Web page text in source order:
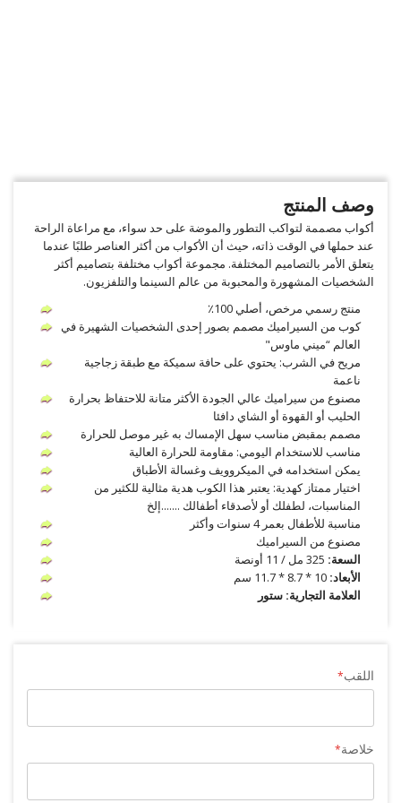
وصف المنتج
أكواب مصممة لتواكب التطور والموضة على حد سواء، مع مراعاة الراحة
عند حملها في الوقت ذاته، حيث أن الأكواب من أكثر العناصر طلبًا عندما
يتعلق الأمر بالتصاميم المختلفة. مجموعة أكواب مختلفة بتصاميم أكثر
الشخصيات المشهورة والمحبوبة من عالم السينما والتلفزيون.
منتج رسمي مرخص، أصلي 100٪
كوب من السيراميك مصمم بصور إحدى الشخصيات الشهيرة في
العالم “ميني ماوس"
مريح في الشرب: يحتوي على حافة سميكة مع طبقة زجاجية
ناعمة
مصنوع من سيراميك عالي الجودة الأكثر متانة للاحتفاظ بحرارة
الحليب أو القهوة أو الشاي دافئا
مصمم بمقبض مناسب سهل الإمساك به غير موصل للحرارة
مناسب للاستخدام اليومي: مقاومة للحرارة العالية
يمكن استخدامه في الميكروويف وغسالة الأطباق
اختيار ممتاز كهدية: يعتبر هذا الكوب هدية مثالية للكثير من
المناسبات، لطفلك أو لأصدقاء أطفالك .......إلخ
مناسبة للأطفال بعمر 4 سنوات وأكثر
مصنوع من السيراميك
السعة:
الأبعاد:
العلامة التجارية: ستور
اللقب
خلاصة